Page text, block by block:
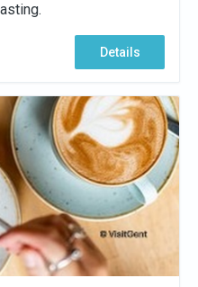
Details